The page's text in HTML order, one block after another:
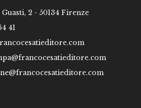
2 - 50134 Firenze
41